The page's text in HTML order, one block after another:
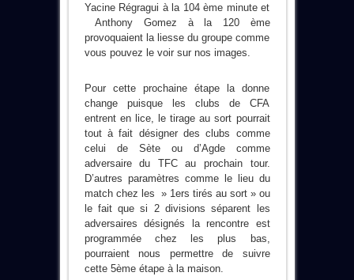
Yacine Régragui à la 104 ème minute et
Anthony Gomez à la 120 ème
provoquaient la liesse du groupe comme
vous pouvez le voir sur nos images.
Pour cette prochaine étape la donne
change puisque les clubs de CFA
entrent en lice, le tirage au sort pourrait
tout à fait désigner des clubs comme
celui de Sète ou d’Agde comme
adversaire du TFC au prochain tour.
D’autres paramètres comme le lieu du
match chez les » 1ers tirés au sort » ou
le fait que si 2 divisions séparent les
adversaires désignés la rencontre est
programmée chez les plus bas,
pourraient nous permettre de suivre
cette 5ème étape à la maison.